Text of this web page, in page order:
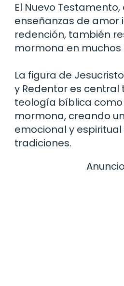
El Nuevo Testamento,
enseñanzas de amor
redención, también
mormona en muchos
La figura de
y Redentor es central
teología bíblica como
mormona, creando
emocional y
tradiciones.